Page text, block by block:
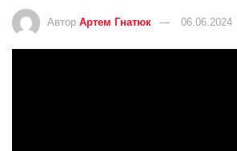
Автор Артем Гнатюк 06.06.2024